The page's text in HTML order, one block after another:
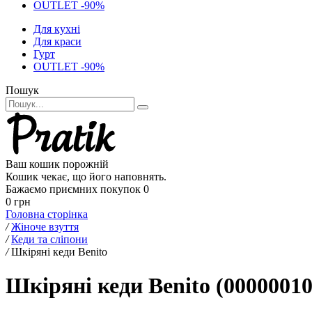
OUTLET -90%
Для кухні
Для краси
Гурт
OUTLET -90%
Пошук
Ваш кошик порожній
Кошик чекає, що його наповнять.
Бажаємо приємних покупок 0
0 грн
Головна сторінка
/ Жіноче взуття
/ Кеди та сліпони
/ Шкіряні кеди Benito
Шкіряні кеди Benito